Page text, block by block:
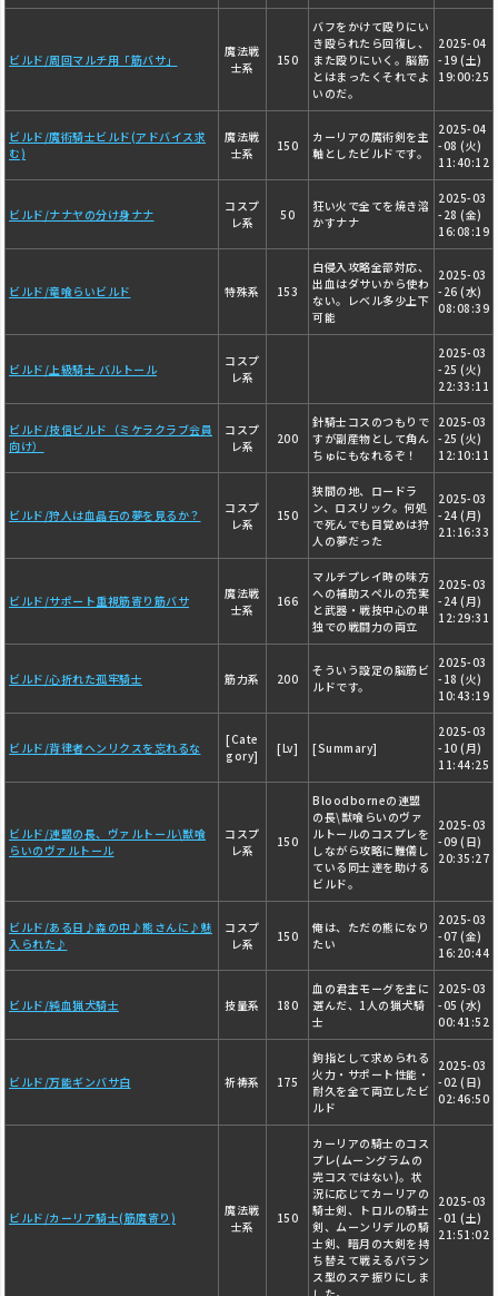
ビルド/周回マルチ用「筋バサ」
魔法戦
士系
150
バフをかけて殴りにい
き殴られたら回復し、
また殴りにいく。脳筋
とはまったくそれでよ
いのだ。
2025-04
-19 (土)
19:00:25
ビルド/魔術騎士ビルド(アドバイス求
む)
魔法戦
士系
150
カーリアの魔術剣を主
軸としたビルドです。
2025-04
-08 (火)
11:40:12
ビルド/ナナヤの分け身ナナ
コスプ
レ系
50
狂い火で全てを焼き溶
かすナナ
2025-03
-28 (金)
16:08:19
ビルド/竜喰らいビルド 特殊系 153
白侵入攻略全部対応、
出血はダサいから使わ
ない。レベル多少上下
可能
2025-03
-26 (水)
08:08:39
ビルド/上級騎士 バルトール
コスプ
レ系
2025-03
-25 (火)
22:33:11
ビルド/技信ビルド（ミケラクラブ会員
向け）
コスプ
レ系
200
針騎士コスのつもりで
すが副産物として角ん
ちゅにもなれるぞ！
2025-03
-25 (火)
12:10:11
ビルド/狩人は血晶石の夢を見るか？
コスプ
レ系
150
狭間の地、ロードラ
ン、ロスリック。何処
で死んでも目覚めは狩
人の夢だった
2025-03
-24 (月)
21:16:33
ビルド/サポート重視筋寄り筋バサ
魔法戦
士系
166
マルチプレイ時の味方
への補助スペルの充実
と武器・戦技中心の単
独での戦闘力の両立
2025-03
-24 (月)
12:29:31
ビルド/心折れた孤牢騎士 筋力系 200
そういう設定の脳筋ビ
ルドです。
2025-03
-18 (火)
10:43:19
ビルド/背律者ヘンリクスを忘れるな
[Cate
gory]
[Lv] [Summary]
2025-03
-10 (月)
11:44:25
ビルド/連盟の長、ヴァルトール\獣喰
らいのヴァルトール
コスプ
レ系
150
Bloodborneの連盟
の長\獣喰らいのヴァ
ルトールのコスプレを
しながら攻略に難儀し
ている同士達を助ける
ビルド。
2025-03
-09 (日)
20:35:27
ビルド/ある日♪森の中♪熊さんに♪魅
入られた♪
コスプ
レ系
150
俺は、ただの熊になり
たい
2025-03
-07 (金)
16:20:44
ビルド/純血猟犬騎士 技量系 180
血の君主モーグを主に
選んだ、1人の猟犬騎
士
2025-03
-05 (水)
00:41:52
ビルド/万能ギンバサ白 祈祷系 175
鉤指として求められる
火力・サポート性能・
耐久を全て両立したビ
ルド
2025-03
-02 (日)
02:46:50
ビルド/カーリア騎士(筋魔寄り)
魔法戦
士系
150
カーリアの騎士のコス
プレ(ムーングラムの
完コスではない)。状
況に応じてカーリアの
騎士剣、トロルの騎士
剣、ムーンリデルの騎
士剣、暗月の大剣を持
ち替えて戦えるバラン
ス型のステ振りにしま
2025-03
-01 (土)
21:51:02